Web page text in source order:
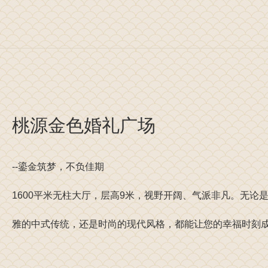
桃源金色婚礼广场
--鎏金筑梦，不负佳期
1600平米无柱大厅，层高9米，视野开阔、气派非凡。无论
雅的中式传统，还是时尚的现代风格，都能让您的幸福时刻